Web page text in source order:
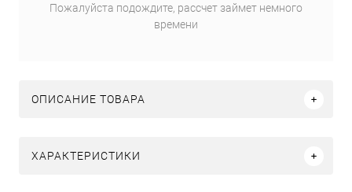
Пожалуйста подождите, рассчет займет немного
времени
ОПИСАНИЕ ТОВАРА
ХАРАКТЕРИСТИКИ